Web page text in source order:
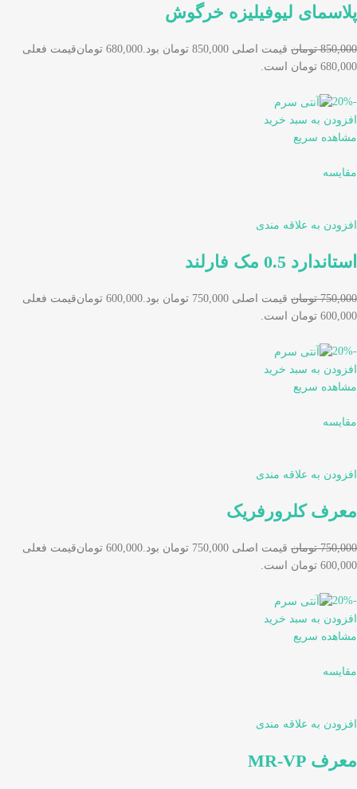
پلاسمای لیوفیلیزه خرگوش
850,000 تومان قیمت اصلی 850,000 تومان بود. 680,000 تومان
قیمت فعلی
680,000 تومان است.
-20%
افزودن به سبد خرید
مشاهده سریع
مقایسه
افزودن به علاقه مندی
استاندارد 0.5 مک فارلند
750,000 تومان قیمت اصلی 750,000 تومان بود. 600,000 تومان
قیمت فعلی
600,000 تومان است.
-20%
افزودن به سبد خرید
مشاهده سریع
مقایسه
افزودن به علاقه مندی
معرف کلرورفریک
750,000 تومان قیمت اصلی 750,000 تومان بود. 600,000 تومان
قیمت فعلی
600,000 تومان است.
-20%
افزودن به سبد خرید
مشاهده سریع
مقایسه
افزودن به علاقه مندی
معرف MR-VP